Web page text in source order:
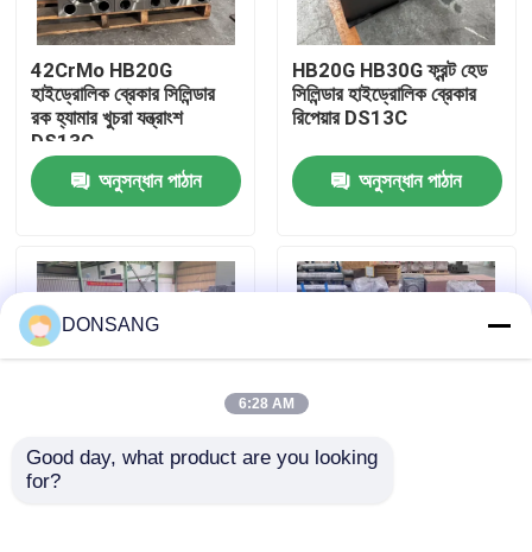
VR প্রদর্শন
আমাদের সম্পর্কে
কারখানা ভ্রমণ
যোগাযোগ করুন
হাইড্রোলিক রক ব্রেকার
42CrMo HB20G
হাইড্রোলিক ব্রেকার সিলিন্ডার
রক হ্যামার খুচরা যন্ত্রাংশ
DS13C
অনুসন্ধান পাঠান
HB20G HB30G ফ্রন্ট হেড
সিলিন্ডার হাইড্রোলিক ব্রেকার
রিপেয়ার DS13C
অনুসন্ধান পাঠান
এসবি১২১ ব্যাক হেড
DONSANG
6:28 AM
Good day, what product are you looking
for?